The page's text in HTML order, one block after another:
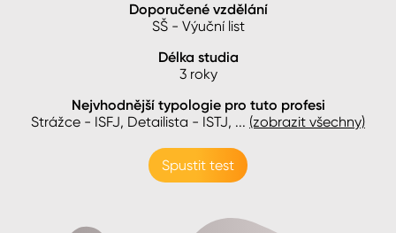
Doporučené vzdělání
SŠ - Výuční list
Délka studia
3 roky
Nejvhodnější typologie pro tuto profesi
Strážce - ISFJ, Detailista - ISTJ, ... (zobrazit všechny)
Spustit test